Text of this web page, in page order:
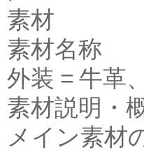
素材
素材名称
外装 = 牛革
素材説明・
メイン素材